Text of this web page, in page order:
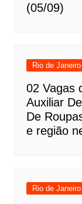
(05/09)
Rio de
02 Vagas
Auxiliar
De
e região
Rio de